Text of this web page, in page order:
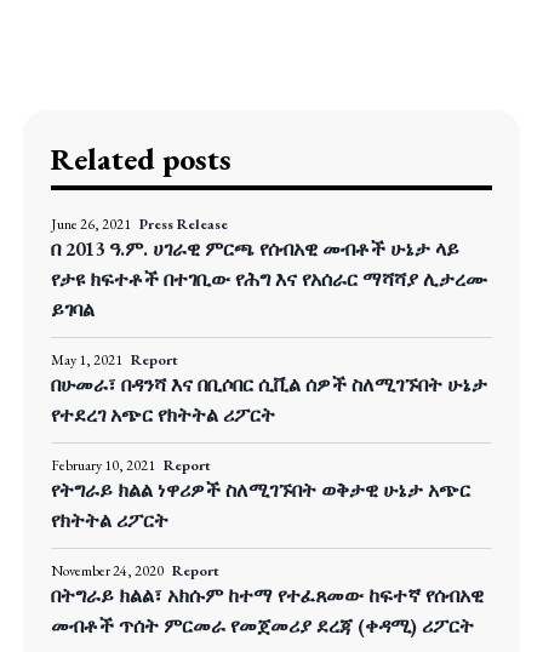
Related posts
June 26, 2021 Press Release
በ 2013 ዓ.ም. ሀገራዊ ምርጫ የሰብአዊ መብቶች ሁኔታ ላይ
የታዩ ክፍተቶች በተገቢው የሕግ እና የአሰራር ማሻሻያ ሊታረሙ
ይገባል
May 1, 2021 Report
በሁመራ፣ በዳንሻ እና በቢሶበር ሲቪል ሰዎች ስለሚገኙበት ሁኔታ
የተደረገ አጭር የክትትል ሪፖርት
February 10, 2021 Report
የትግራይ ክልል ነዋሪዎች ስለሚገኙበት ወቅታዊ ሁኔታ አጭር
የክትትል ሪፖርት
November 24, 2020 Report
በትግራይ ክልል፣ አክሱም ከተማ የተፈጸመው ከፍተኛ የሰብአዊ
መብቶች ጥሰት ምርመራ የመጀመሪያ ደረጃ (ቀዳሚ) ሪፖርት